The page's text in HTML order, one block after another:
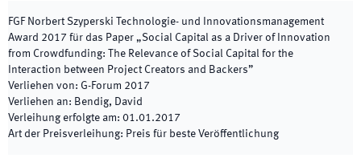
FGF Norbert Szyperski Technologie- und Innovationsmanagement
Award 2017 für das Paper „Social Capital as a Driver of Innovation
from Crowdfunding: The Relevance of Social Capital for the
Interaction between Project Creators and Backers”
Verliehen von: G-Forum 2017
Verliehen an: Bendig, David
Verleihung erfolgte am: 01.01.2017
Art der Preisverleihung: Preis für beste Veröffentlichung